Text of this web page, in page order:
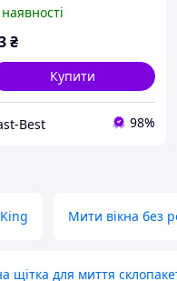
₴
Купити
Best 98%
Мити вікна без
щітка для миття